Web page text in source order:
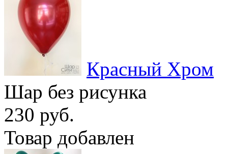
Красный Хром
Шар без рисунка
230 руб.
Товар добавлен